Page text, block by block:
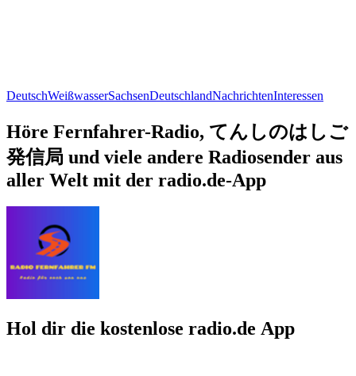
DeutschWeißwasserSachsenDeutschlandNachrichtenInteressen
Höre Fernfahrer-Radio, てんしのはしご
発信局 und viele andere Radiosender aus
aller Welt mit der radio.de-App
Hol dir die kostenlose radio.de App